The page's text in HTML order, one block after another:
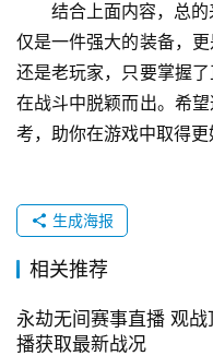
结合上面内容，总
仅是一件强大的装备，
还是老玩家，只要掌握
在战斗中脱颖而出。希
考，助你在游戏中取得更
生成海报
相关推荐
永劫无间赛事直播 观
播获取最新战况